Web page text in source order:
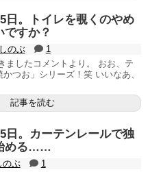
日。トイレを覗くのやめ
すか？
しのぶ
1
ましたコメントより。 おお、テ
つお」シリーズ！笑 いいなあ、
記事を読む
日。カーテンレールで独
める……
のぶ
1